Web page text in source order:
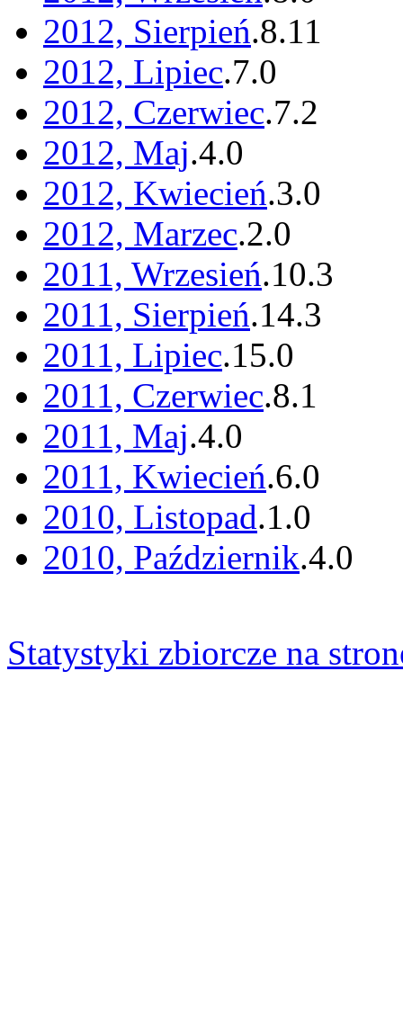
2012, Sierpień.8.11
2012, Lipiec.7.0
2012, Czerwiec.7.2
2012, Maj.4.0
2012, Kwiecień.3.0
2012, Marzec.2.0
2011, Wrzesień.10.3
2011, Sierpień.14.3
2011, Lipiec.15.0
2011, Czerwiec.8.1
2011, Maj.4.0
2011, Kwiecień.6.0
2010, Listopad.1.0
2010, Październik.4.0
Statystyki zbiorcze na